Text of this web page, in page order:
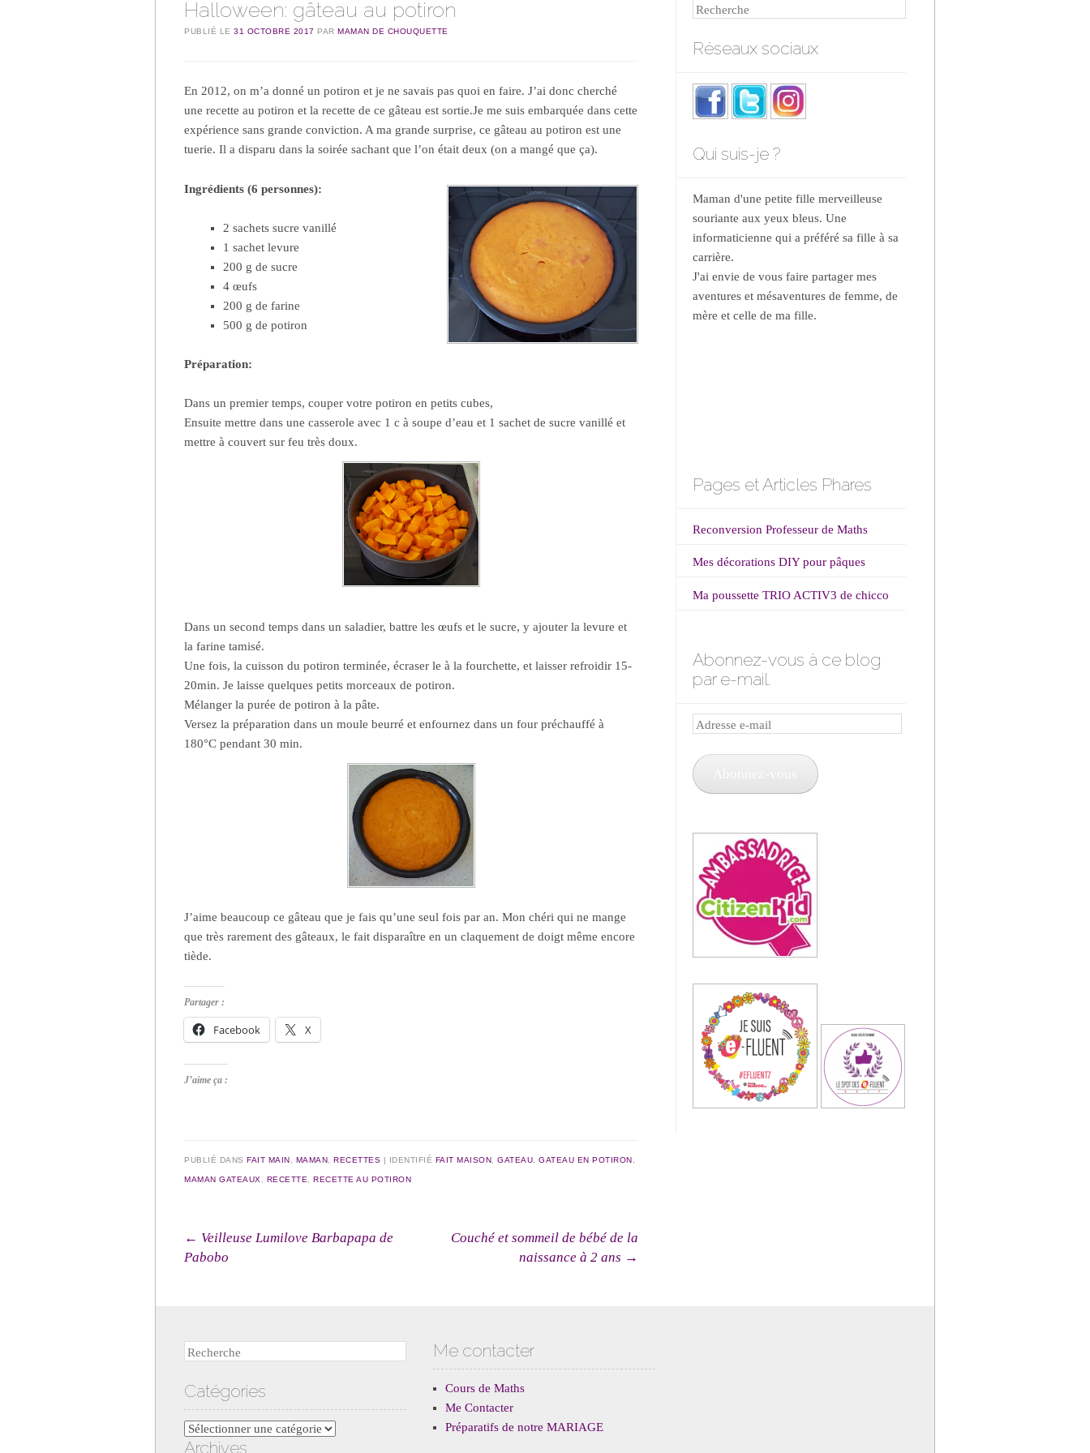
Halloween: gâteau au potiron
PUBLIÉ LE 31 OCTOBRE 2017 PAR MAMAN DE CHOUQUETTE
En 2012, on m’a donné un potiron et je ne savais pas quoi en faire. J’ai donc cherché
une recette au potiron et la recette de ce gâteau est sortie.Je me suis embarquée dans cette
expérience sans grande conviction. A ma grande surprise, ce gâteau au potiron est une
tuerie. Il a disparu dans la soirée sachant que l’on était deux (on a mangé que ça).
Ingrédients (6 personnes):
2 sachets sucre vanillé
1 sachet levure
200 g de sucre
4 œufs
200 g de farine
500 g de potiron
Préparation:
Dans un premier temps, couper votre potiron en petits cubes,
Ensuite mettre dans une casserole avec 1 c à soupe d’eau et 1 sachet de sucre vanillé et
mettre à couvert sur feu très doux.
Dans un second temps dans un saladier, battre les œufs et le sucre, y ajouter la levure et
la farine tamisé.
Une fois, la cuisson du potiron terminée, écraser le à la fourchette, et laisser refroidir 15-
20min. Je laisse quelques petits morceaux de potiron.
Mélanger la purée de potiron à la pâte.
Versez la préparation dans un moule beurré et enfournez dans un four préchauffé à
180°C pendant 30 min.
J’aime beaucoup ce gâteau que je fais qu’une seul fois par an. Mon chéri qui ne mange
que très rarement des gâteaux, le fait disparaître en un claquement de doigt même encore
tiède.
Partager :
Facebook X
J’aime ça :
PUBLIÉ DANS FAIT MAIN MAMAN RECETTES | IDENTIFIÉ FAIT MAISON GATEAU GATEAU EN POTIRON
MAMAN GATEAUX RECETTE RECETTE AU POTIRON
Navigation des articles
← Veilleuse Lumilove Barbapapa de
Pabobo
Couché et sommeil de bébé de la
naissance à 2 ans →
Recherche
Réseaux sociaux
Qui suis-je ?
Maman d'une petite fille merveilleuse
souriante aux yeux bleus. Une
informaticienne qui a préféré sa fille à sa
carrière.
J'ai envie de vous faire partager mes
aventures et mésaventures de femme, de
mère et celle de ma fille.
Pages et Articles Phares
Reconversion Professeur de Maths
Mes décorations DIY pour pâques
Ma poussette TRIO ACTIV3 de chicco
Abonnez-vous à ce blog
par e-mail.
Adresse
mail
Recherche
Catégories
Catégories
Archives
Me contacter
Cours de Maths
Me Contacter
Préparatifs de notre MARIAGE